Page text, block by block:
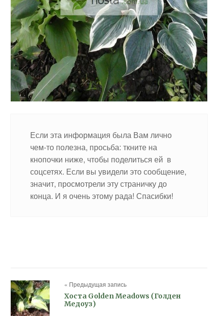
Если эта информация была Вам лично
чем-то полезна, просьба: ткните на
кнопочки ниже, чтобы поделиться ей в
соцсетях. Если вы увидели это сообщение,
значит, просмотрели эту страничку до
конца. И я очень этому рада! Спасибки!
« Предыдущая запись
Хоста Golden Meadows (Голден
Медоуз)